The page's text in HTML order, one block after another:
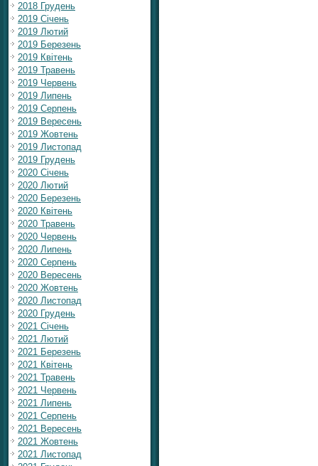
2018 Грудень
2019 Січень
2019 Лютий
2019 Березень
2019 Квітень
2019 Травень
2019 Червень
2019 Липень
2019 Серпень
2019 Вересень
2019 Жовтень
2019 Листопад
2019 Грудень
2020 Січень
2020 Лютий
2020 Березень
2020 Квітень
2020 Травень
2020 Червень
2020 Липень
2020 Серпень
2020 Вересень
2020 Жовтень
2020 Листопад
2020 Грудень
2021 Січень
2021 Лютий
2021 Березень
2021 Квітень
2021 Травень
2021 Червень
2021 Липень
2021 Серпень
2021 Вересень
2021 Жовтень
2021 Листопад